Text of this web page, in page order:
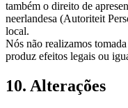
também o direito de
neerlandesa (Autoriteit
local.
Nós não realizamos
produz efeitos legais ou
10. Alterações